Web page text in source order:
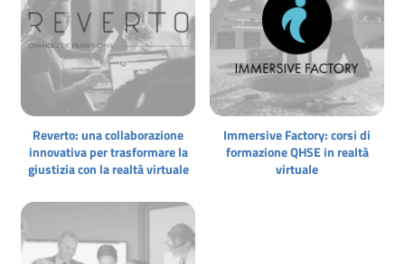
Reverto: una collaborazione
innovativa per trasformare la
giustizia con la realtà virtuale
Immersive Factory: corsi di
formazione QHSE in realtà
virtuale